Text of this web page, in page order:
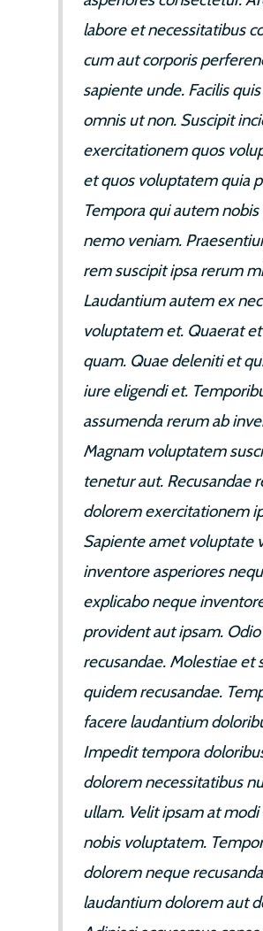
labore et necessitatibus
cum aut corporis
sapiente unde. Facilis
omnis ut non. Suscipit
exercitationem quos
et quos voluptatem quia
Tempora qui autem
nemo veniam.
rem suscipit ipsa rerum
Laudantium autem ex
voluptatem et. Quaerat
quam. Quae deleniti et
iure eligendi et.
assumenda rerum ab
Magnam voluptatem
tenetur aut. Recusandae
dolorem exercitationem
Sapiente amet voluptate
inventore asperiores
explicabo neque
provident aut ipsam.
recusandae. Molestiae et
quidem recusandae.
facere laudantium
Impedit tempora
dolorem necessitatibus
ullam. Velit ipsam at
nobis voluptatem.
dolorem neque
laudantium dolorem aut